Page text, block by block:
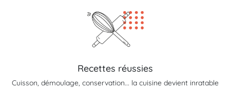
Recettes réussies
Cuisson, démoulage, conservation... la cuisine devient inratable